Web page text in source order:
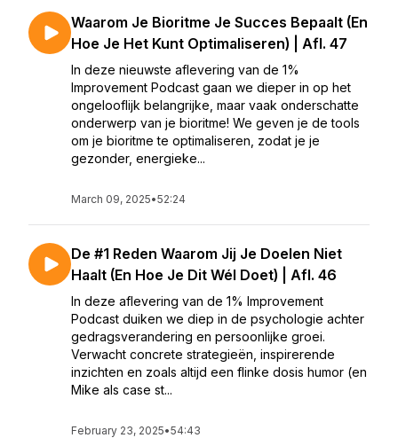
Waarom Je Bioritme Je Succes Bepaalt (En
Hoe Je Het Kunt Optimaliseren) | Afl. 47
In deze nieuwste aflevering van de 1%
Improvement Podcast gaan we dieper in op het
ongelooflijk belangrijke, maar vaak onderschatte
onderwerp van je bioritme! We geven je de tools
om je bioritme te optimaliseren, zodat je je
gezonder, energieke...
March 09, 2025•52:24
De #1 Reden Waarom Jij Je Doelen Niet
Haalt (En Hoe Je Dit Wél Doet) | Afl. 46
In deze aflevering van de 1% Improvement
Podcast duiken we diep in de psychologie achter
gedragsverandering en persoonlijke groei.
Verwacht concrete strategieën, inspirerende
inzichten en zoals altijd een flinke dosis humor (en
Mike als case st...
February 23, 2025•54:43